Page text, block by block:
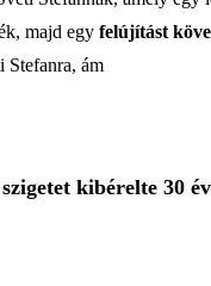
majd egy felújítást
Stefanra, ám
szigetet kibérelte